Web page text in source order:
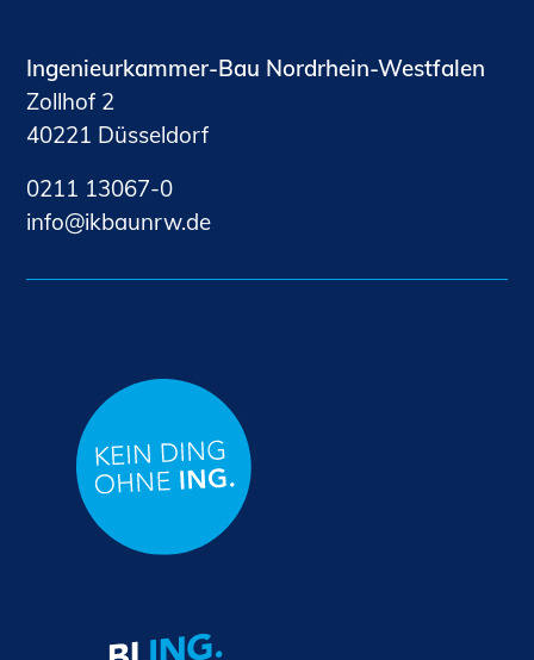
Ingenieurkammer-Bau Nordrhein-Westfalen
Zollhof 2
40221 Düsseldorf
0211 13067-0
nf
kb nrwd